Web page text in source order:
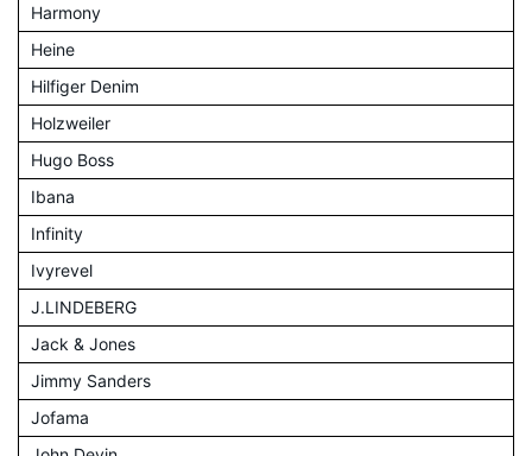
Harmony
Heine
Hilfiger Denim
Holzweiler
Hugo Boss
Ibana
Infinity
Ivyrevel
J.LINDEBERG
Jack & Jones
Jimmy Sanders
Jofama